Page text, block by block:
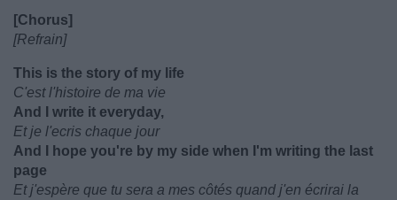
[Chorus]
[Refrain]
This is the story of my life
C'est l'histoire de ma vie
And I write it everyday,
Et je l'ecris chaque jour
And I hope you're by my side when I'm writing the last
page
Et j'espère que tu sera a mes côtés quand j'en écrirai la